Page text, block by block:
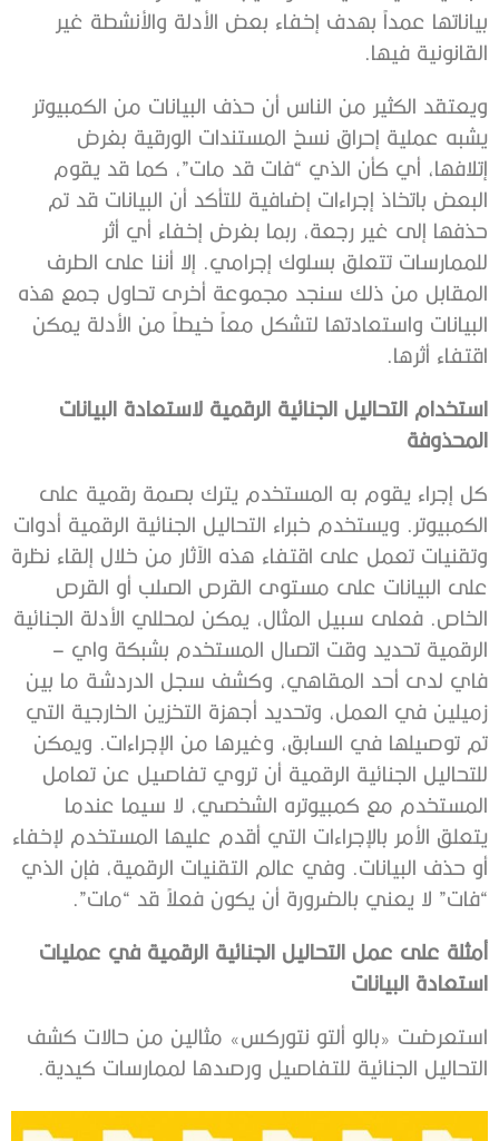
بياناتها عمداً بهدف إخفاء بعض الأدلة والأنشطة غير
القانونية فيها.
ويعتقد الكثير من الناس أن حذف البيانات من الكمبيوتر
يشبه عملية إحراق نسخ المستندات الورقية بغرض
إتلافها، أي كأن الذي “فات قد مات”، كما قد يقوم
البعض باتخاذ إجراءات إضافية للتأكد أن البيانات قد تم
حذفها إلى غير رجعة، ربما بغرض إخفاء أي أثر
للممارسات تتعلق بسلوك إجرامي. إلا أننا على الطرف
المقابل من ذلك سنجد مجموعة أخرى تحاول جمع هذه
البيانات واستعادتها لتشكل معاً خيطاً من الأدلة يمكن
اقتفاء أثرها.
استخدام التحاليل الجنائية الرقمية لاستعادة البيانات
المحذوفة
كل إجراء يقوم به المستخدم يترك بصمة رقمية على
الكمبيوتر. ويستخدم خبراء التحاليل الجنائية الرقمية أدوات
وتقنيات تعمل على اقتفاء هذه الآثار من خلال إلقاء نظرة
على البيانات على مستوى القرص الصلب أو القرص
الخاص. فعلى سبيل المثال، يمكن لمحللي الأدلة الجنائية
الرقمية تحديد وقت اتصال المستخدم بشبكة واي –
فاي لدى أحد المقاهي، وكشف سجل الدردشة ما بين
زميلين في العمل، وتحديد أجهزة التخزين الخارجية التي
تم توصيلها في السابق، وغيرها من الإجراءات. ويمكن
للتحاليل الجنائية الرقمية أن تروي تفاصيل عن تعامل
المستخدم مع كمبيوتره الشخصي، لا سيما عندما
يتعلق الأمر بالإجراءات التي أقدم عليها المستخدم لإخفاء
أو حذف البيانات. وفي عالم التقنيات الرقمية، فإن الذي
“فات” لا يعني بالضرورة أن يكون فعلاً قد “مات”.
أمثلة على عمل التحاليل الجنائية الرقمية في عمليات
استعادة البيانات
استعرضت «بالو ألتو نتوركس» مثالين من حالات كشف
التحاليل الجنائية للتفاصيل ورصدها لممارسات كيدية.